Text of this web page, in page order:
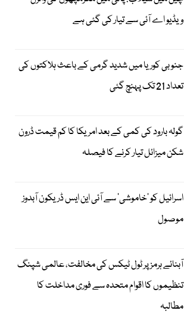
ویڈیو اے آئی سے تیار کی گئی ہے
جنوبی کوریا میں شدید گرمی کے باعث ہلاکتوں کی
تعداد 21 تک پہنچ گئی
گولہ بارود کی کمی کے بعد امریکا کا کم قیمت ڈرون
شکن میزائل تیار کرنے کا فیصلہ
اسرائیل کو ’خاموشی‘ سے آئی این ایس ڈریکون آبدوز
موصول
آبنائے ہرمز پر ٹول ٹیکس کی مخالفت، عالمی شپنگ
تنظیموں کا اقوام متحدہ سے فوری مداخلت کا
مطالبہ